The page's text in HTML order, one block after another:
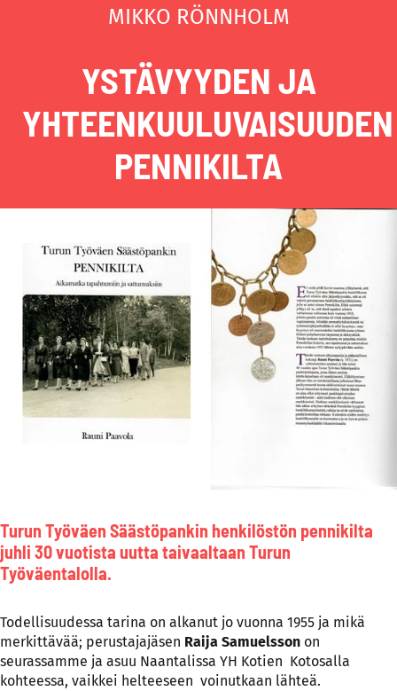
MIKKO RÖNNHOLM
YSTÄVYYDEN JA
YHTEENKUULUVAISUUDEN
PENNIKILTA
Turun Työväen Säästöpankin henkilöstön pennikilta
juhli 30 vuotista uutta taivaaltaan Turun
Työväentalolla.
Todellisuudessa tarina on alkanut jo vuonna 1955 ja mikä
merkittävää; perustajajäsen Raija Samuelsson on
seurassamme ja asuu Naantalissa YH Kotien Kotosalla
kohteessa, vaikkei helteeseen voinutkaan lähteä.